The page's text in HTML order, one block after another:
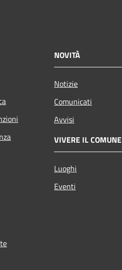
NOVITÀ
Notizie
Comunicati
Avvisi
VIVERE IL COMUNE
Luoghi
Eventi